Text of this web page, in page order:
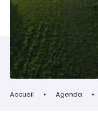
Accueil Agenda